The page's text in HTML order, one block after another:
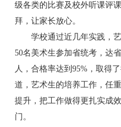
级各类的比赛及校外听课评
拜，让家长放心。
学校通过近几年实践，艺
50名美术生参加省统考，达
人，合格率达到95%，取得
道，艺术生的培养工作，任
提升，把工作做得更扎实成
门。